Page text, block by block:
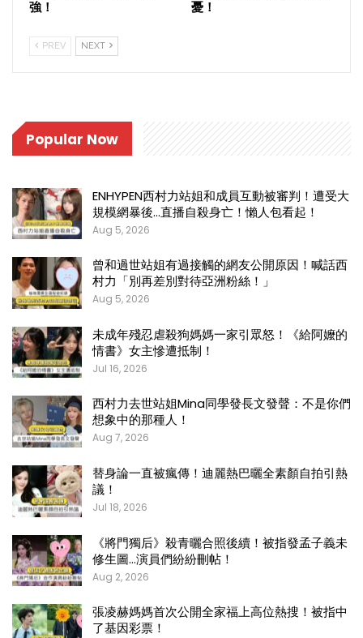
強！
憂！
PREV NEXT
Popular Now
ENHYPEN西村力站姐和成員互動被審判！遭受大
規模網暴後…直播自殺身亡！懶人包看起！
Aug 5, 2026
曾和過世站姐有過接觸的網友公開原因！喊話西
村力「別再差別對待亞洲粉絲！」
Aug 5, 2026
未成年殘忍虐殺狗媽媽一家引眾怒！《給阿嬤的
情書》女主慘遭抵制！
Jul 16, 2026
西村力去世站姐Mina同學發長文發聲：不是你們
想象中的那種人！
Aug 7, 2026
替身論一直被瘋傳！迪麗熱巴曬全素顏自拍引熱
議！
Jul 18, 2026
《將門獨后》殺青曬合照後續！被指發孟子義未
修生圖…演員們紛紛刪帖！
Aug 2, 2026
張凌赫媽媽首次公開全家福上高位熱搜！被指中
了基因彩票！